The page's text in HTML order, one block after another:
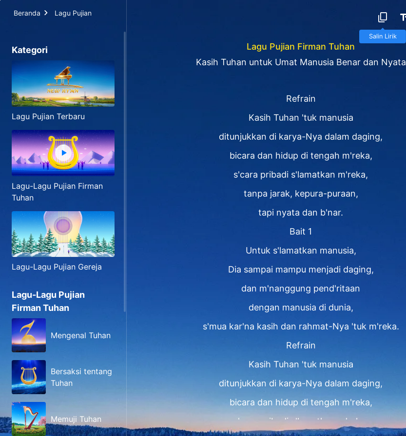
Beranda Lagu Pujian
Salin Lirik
Kategori
Lagu Pujian Terbaru
Lagu-Lagu Pujian Firman
Tuhan
Lagu-Lagu Pujian Gereja
Lagu-Lagu Pujian
Firman Tuhan
Mengenal Tuhan
Bersaksi tentang
Tuhan
Memuji Tuhan
Lagu Pujian Firman Tuhan
Kasih Tuhan untuk Umat Manusia Benar dan Nyata
Refrain
Kasih Tuhan 'tuk manusia
ditunjukkan di karya-Nya dalam daging,
bicara dan hidup di tengah m'reka,
s'cara pribadi s'lamatkan m'reka,
tanpa jarak, kepura-puraan,
tapi nyata dan b'nar.
Bait 1
Untuk s'lamatkan manusia,
Dia sampai mampu menjadi daging,
dan m'nanggung pend'ritaan
dengan manusia di dunia,
s'mua kar'na kasih dan rahmat-Nya 'tuk m'reka.
Refrain
Kasih Tuhan 'tuk manusia
ditunjukkan di karya-Nya dalam daging,
bicara dan hidup di tengah m'reka,
s'cara pribadi s'lamatkan m'reka,